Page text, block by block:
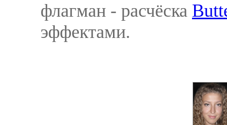
флагман - расчёска
эффектами.